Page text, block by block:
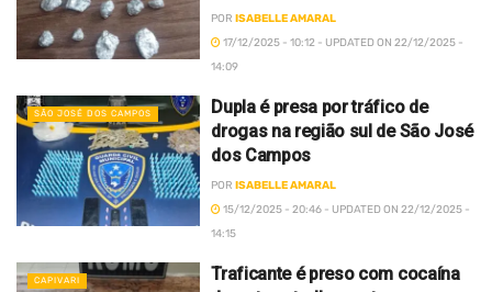
POR ISABELLE AMARAL
17/12/2025 - 10:12 - UPDATED ON 22/12/2025 -
14:09
SÃO JOSÉ DOS CAMPOS
Dupla é presa por tráfico de
drogas na região sul de São José
dos Campos
POR ISABELLE AMARAL
15/12/2025 - 20:46 - UPDATED ON 22/12/2025 -
14:15
CAPIVARI
Traficante é preso com cocaína